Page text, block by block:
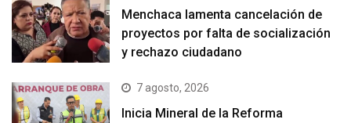
Menchaca lamenta cancelación de
proyectos por falta de socialización
y rechazo ciudadano
7 agosto, 2026
Inicia Mineral de la Reforma